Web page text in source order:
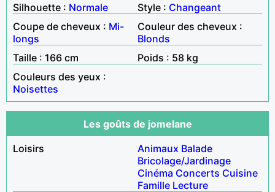
Silhouette : Normale Style : Changeant
Coupe de cheveux : Mi-
longs
Couleur des cheveux :
Blonds
Taille : 166 cm
Poids : 58 kg
Couleurs des yeux :
Noisettes
Les goûts de jomelane
Loisirs
Animaux Balade
Bricolage/Jardinage
Cinéma Concerts Cuisine
Famille Lecture